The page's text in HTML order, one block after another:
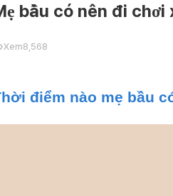
bầu có nên đi chơi
Xem8,568
điểm nào mẹ bầu